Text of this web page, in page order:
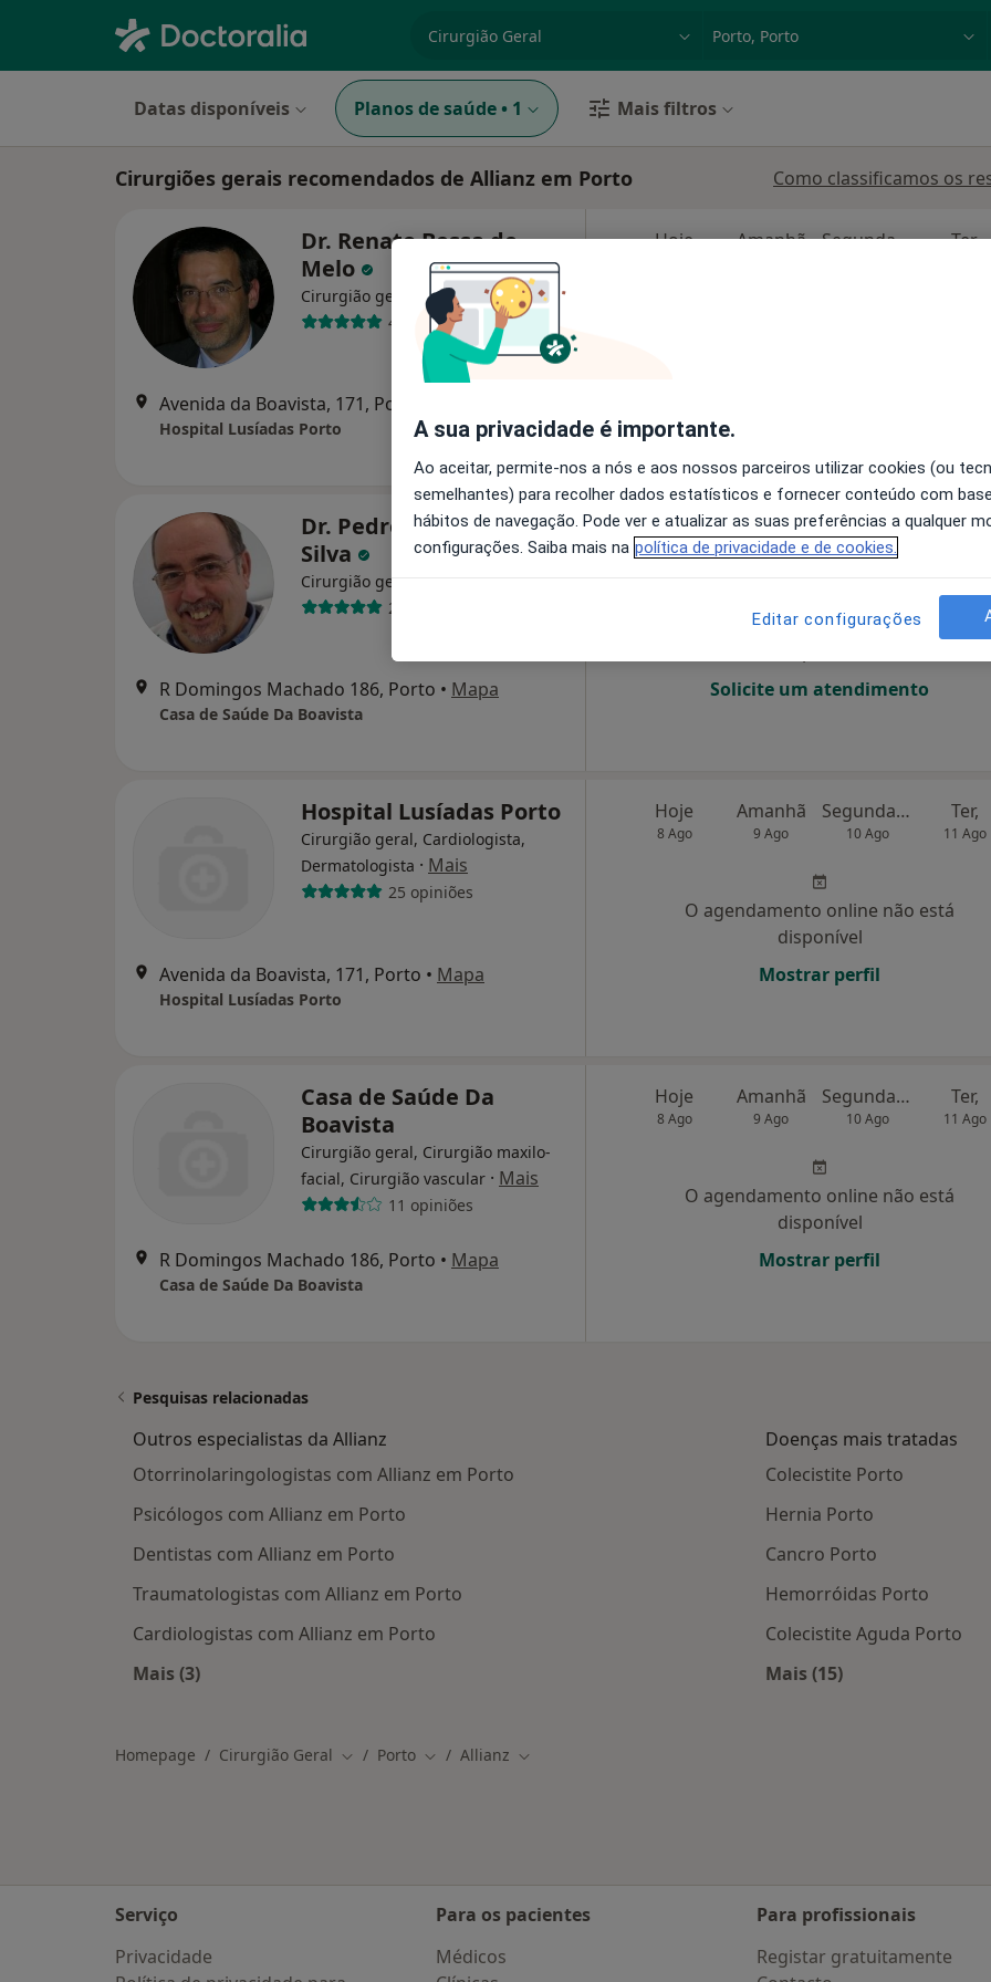
Datas disponíveis Planos de saúde • 1 Mais filtros
Cirurgiões gerais recomendados de Allianz em Porto Como classificamos os
Dr. Renato Bessa de
Melo
Cirurgião geral
4 opiniões
Avenida da Boavista, 171, Porto
Hospital Lusíadas Porto
Hoje Amanhã Segunda-feira Ter,
Dr. Pedro Correia Da
Silva
Cirurgião geral
2 opiniões
R Domingos Machado 186, Porto • Mapa
Casa de Saúde Da Boavista
Hoje
8 Ago
Amanhã
9 Ago
Segunda-feira
10 Ago
Ter,
O agendamento online não está
Solicite um atendimento
Hospital Lusíadas Porto
Cirurgião geral, Cardiologista,
Dermatologista · Mais
25 opiniões
Avenida da Boavista, 171, Porto • Mapa
Hospital Lusíadas Porto
Hoje
8 Ago
Amanhã
9 Ago
Segunda-feira
10 Ago
Ter,
11 Ago
O agendamento online não está
disponível
Mostrar perfil
Casa de Saúde Da
Boavista
Cirurgião geral, Cirurgião maxilo-
facial, Cirurgião vascular · Mais
11 opiniões
R Domingos Machado 186, Porto • Mapa
Casa de Saúde Da Boavista
Hoje
8 Ago
Amanhã
9 Ago
Segunda-feira
10 Ago
Ter,
11 Ago
O agendamento online não está
disponível
Mostrar perfil
Pesquisas relacionadas
Outros especialistas da Allianz
Otorrinolaringologistas com Allianz em Porto
Psicólogos com Allianz em Porto
Dentistas com Allianz em Porto
Traumatologistas com Allianz em Porto
Cardiologistas com Allianz em Porto
Mais (3)
Doenças mais tratadas
Colecistite Porto
Hernia Porto
Cancro Porto
Hemorróidas Porto
Colecistite Aguda Porto
Mais (15)
Homepage Cirurgião Geral Mudar de cidade
Porto Mudar de cidade
Allianz Mudar de cidade
Serviço
Privacidade
Para os pacientes
Médicos
Para profissionais
Registar gratuitamente
A sua privacidade é importante.
Ao aceitar, permite-nos a nós e aos nossos parceiros utilizar cookies (ou
semelhantes) para recolher dados estatísticos e fornecer conteúdo com
hábitos de navegação. Pode ver e atualizar as suas preferências a qualquer
configurações. Saiba mais na política de privacidade e de cookies.
Editar configurações